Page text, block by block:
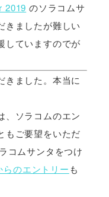
2019 のソラコムサ
きましたが難しい
していますのでが
きました。本当に
、ソラコムのエン
もご要望をいただ
コムサンタをつけ
らのエントリー も